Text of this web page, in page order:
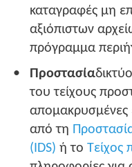
καταγραφές μη
αξιόπιστων
πρόγραμμα
Προστασία
του τείχους
απομακρυσμένες
από τη
(IDS) ή τοΤείχος